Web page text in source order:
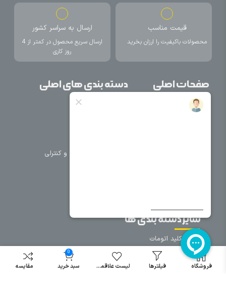
قیمت مناسب
محصولات باکیفیت را ارزان بخرید
ارسال به سراسر کشور
ارسال سریع محصول در کمتر از 4
روز کاری
صفحات اصلی
خانه
دسته بندی های اصلی
تجهیزات حفاظتی و کنترلی
سایر دسته بندی ها
خرید کلید اتومات
خرید کنتاکتور
خرید فیوز
فروشگاه فیلترها لیست علاقمندی
0
سبد خرید مقایسه